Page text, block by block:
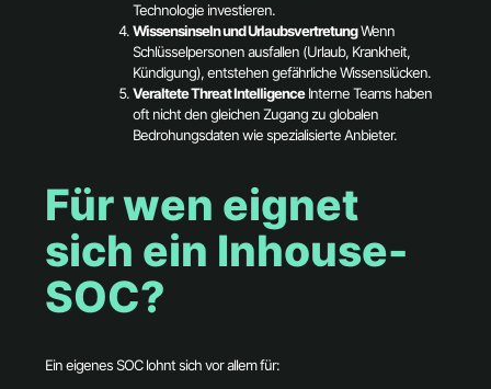
Technologie investieren.
Wissensinseln und UrlaubsvertretungWenn
Schlüsselpersonen ausfallen (Urlaub, Krankheit,
Kündigung), entstehen gefährliche Wissenslücken.
Veraltete Threat IntelligenceInterne Teams haben
oft nicht den gleichen Zugang zu globalen
Bedrohungsdaten wie spezialisierte Anbieter.
Für wen eignet
sich ein Inhouse-
SOC?
Ein eigenes SOC lohnt sich vor allem für: